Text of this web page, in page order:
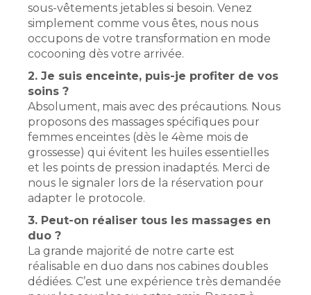
sous-vêtements jetables si besoin. Venez
simplement comme vous êtes, nous nous
occupons de votre transformation en mode
cocooning dès votre arrivée.
2. Je suis enceinte, puis-je profiter de vos
soins ?
Absolument, mais avec des précautions. Nous
proposons des massages spécifiques pour
femmes enceintes (dès le 4ème mois de
grossesse) qui évitent les huiles essentielles
et les points de pression inadaptés. Merci de
nous le signaler lors de la réservation pour
adapter le protocole.
3. Peut-on réaliser tous les massages en
duo ?
La grande majorité de notre carte est
réalisable en duo dans nos cabines doubles
dédiées. C’est une expérience très demandée